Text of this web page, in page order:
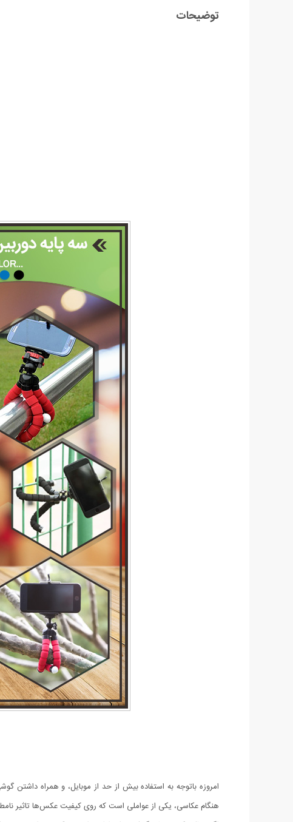
توضیحات
امروزه باتوجه به استفاده بیش از حد از موبایل، و همراه داشتن
هنگام عکاسی، یکی از عواملی است که روی کیفیت عکس‌ها تاثیر